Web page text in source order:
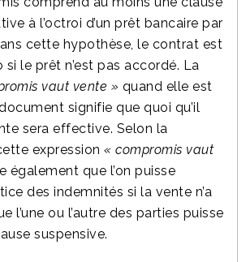
à l’octroi d’un prêt bancaire par
cette hypothèse, le contrat est
le prêt n’est pas accordé. La
vaut vente » quand elle est
signifie que quoi qu’il
sera effective. Selon la
expression « compromis vaut
également que l’on puisse
des indemnités si la vente n’a
l’une ou l’autre des parties puisse
suspensive.